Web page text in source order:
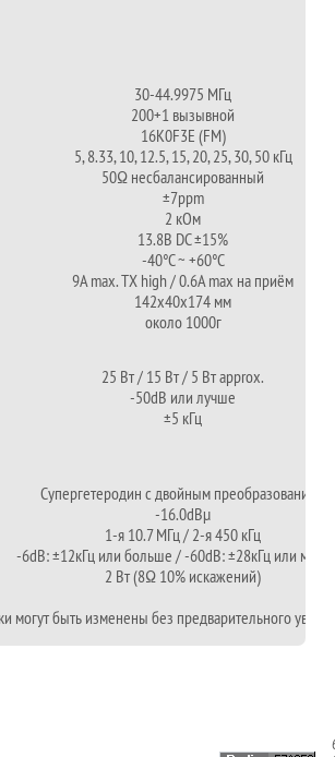
30-44.9975 МГц
200+1 вызывной
16K0F3E (FM)
5, 8.33, 10, 12.5, 15, 20, 25, 30, 50 кГц
50Ω несбалансированный
±7ppm
2 кОм
13.8В DC ±15%
-40°C ~ +60°C
9А max. TX high / 0.6А max на приём
142x40x174 мм
около 1000г
25 Вт / 15 Вт / 5 Вт approx.
-50dB или лучше
±5 кГц
Супергетеродин с двойным преобразованием
-16.0dBμ
1-я 10.7 МГц / 2-я 450 кГц
-6dB: ±12кГц или больше / -60dB: ±28кГц или
2 Вт (8Ω 10% искажений)
могут быть изменены без предварительного